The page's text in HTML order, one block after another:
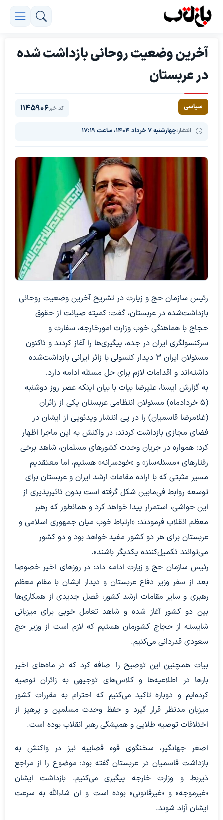
آخرین وضعیت روحانی بازداشت شده
در عربستان
سیاسی
انتشار:چهارشنبه ۷ خرداد ۱۴۰۴، ساعت ۱۷:۱۹
کد خبر1145906
رئیس سازمان حج و زیارت در تشریح آخرین وضعیت روحانی
بازداشت‌شده در عربستان، گفت: کمیته صیانت از حقوق
حجاج با هماهنگی خوب وزارت امورخارجه، سفارت و
سرکنسولگری ایران در جده، پیگیری‌ها را آغاز کردند و تاکنون
مسئولان ایران ۳ دیدار کنسولی با زائر ایرانی بازداشت‌شده
داشته‌اند و اقدامات لازم برای حل مسئله ادامه دارد.
به گزارش ایسنا، علیرضا بیات با بیان اینکه عصر روز دوشنبه
(۵ خردادماه) مسئولان انتظامی عربستان یکی از زائران
(غلامرضا قاسمیان) را در پی انتشار ویدئویی از ایشان در
فضای مجازی بازداشت کردند، در واکنش به این ماجرا اظهار
کرد: همواره در جریان وحدت کشورهای مسلمان، شاهد برخی
رفتارهای «مسئله‌ساز» و «خودسرانه» هستیم، اما معتقدیم
مسیر مثبتی که با اراده مقامات ارشد ایران و عربستان برای
توسعه روابط فی‌مابین شکل گرفته است بدون تاثیرپذیری از
این حواشی، استمرار پیدا خواهد کرد و همانطور که رهبر
معظم انقلاب فرمودند: «ارتباط خوب میان جمهوری اسلامی و
عربستان برای هر دو کشور مفید خواهد بود و دو کشور
می‌توانند تکمیل‌کننده یکدیگر باشند».
رئیس سازمان حج و زیارت ادامه داد: در روزهای اخیر خصوصا
بعد از سفر وزیر دفاع عربستان و دیدار ایشان با مقام معظم
رهبری و سایر مقامات ارشد کشور، فصل جدیدی از همکاری‌ها
بین دو کشور آغاز شده و شاهد تعامل خوبی برای میزبانی
شایسته از حجاج کشورمان هستیم که لازم است از وزیر حج
سعودی قدردانی می‌کنیم.
بیات همچنین این توضیح را اضافه کرد که در ماه‌های اخیر
بارها در اطلاعیه‌ها و کلاس‌های توجیهی به زائران توصیه
کرده‌ایم و دوباره تاکید می‌کنیم که احترام به مقررات کشور
میزبان مدنظر قرار گیرد و حفظ وحدت مسلمین و پرهیز از
اختلافات توصیه طلایی و همیشگی رهبر انقلاب بوده است.
اصغر جهانگیر، سخنگوی قوه قضاییه نیز در واکنش به
بازداشت قاسمیان در عربستان گفته بود: موضوع را از مراجع
ذیربط و وزارت خارجه پیگیری می‌کنیم. بازداشت ایشان
«غیرموجه» و «غیرقانونی» بوده است و ان شاءالله به سرعت
ایشان آزاد شوند.